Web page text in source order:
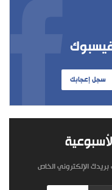
سجل إعجابك
بريدك الإلكتروني الخاص